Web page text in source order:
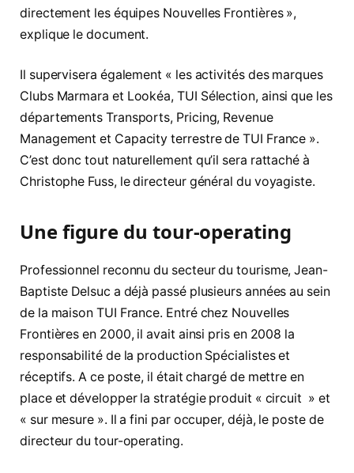
directement les équipes Nouvelles Frontières »,
explique le document.
Il supervisera également « les activités des marques
Clubs Marmara et Lookéa, TUI Sélection, ainsi que les
départements Transports, Pricing, Revenue
Management et Capacity terrestre de TUI France ».
C’est donc tout naturellement qu’il sera rattaché à
Christophe Fuss, le directeur général du voyagiste.
Une figure du tour-operating
Professionnel reconnu du secteur du tourisme, Jean-
Baptiste Delsuc a déjà passé plusieurs années au sein
de la maison TUI France. Entré chez Nouvelles
Frontières en 2000, il avait ainsi pris en 2008 la
responsabilité de la production Spécialistes et
réceptifs. A ce poste, il était chargé de mettre en
place et développer la stratégie produit « circuit » et
« sur mesure ». Il a fini par occuper, déjà, le poste de
directeur du tour-operating.